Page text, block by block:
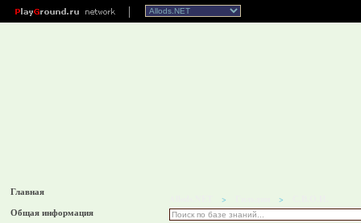
Главная
Общая информация
> >